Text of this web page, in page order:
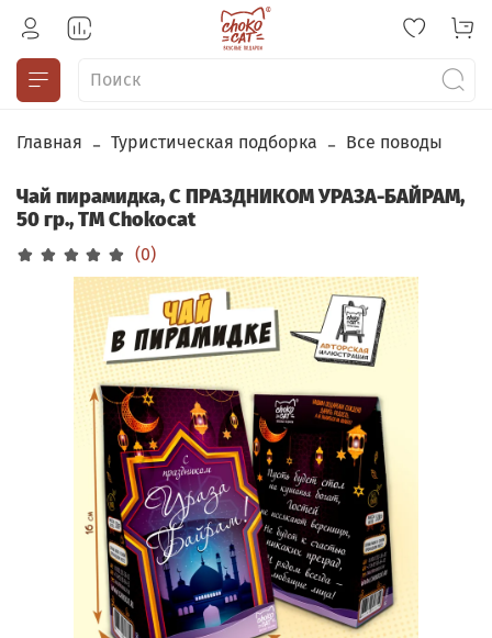
Главная Туристическая подборка Все поводы
Чай пирамидка, С ПРАЗДНИКОМ УРАЗА-БАЙРАМ,
50 гр., TM Chokocat
(0)